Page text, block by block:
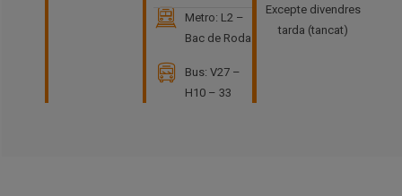
Metro: L2 –
Bac de Roda
Bus: V27 –
H10 – 33
Excepte divendres
tarda (tancat)